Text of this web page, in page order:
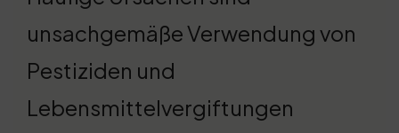
unsachgemäße Verwendung von
Pestiziden und
Lebensmittelvergiftungen